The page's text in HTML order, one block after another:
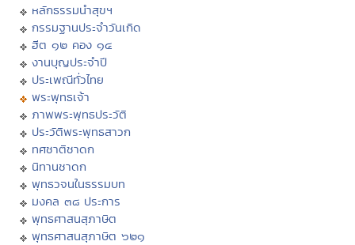
หลักธรรมนำสุขฯ
กรรมฐานประจำวันเกิด
ฮีต ๑๒ คอง ๑๔
งานบุญประจำปี
ประเพณีทั่วไทย
พระพุทธเจ้า
ภาพพระพุทธประวัติ
ประวัติพระพุทธสาวก
ทศชาติชาดก
นิทานชาดก
พุทธวจนในธรรมบท
มงคล ๓๘ ประการ
พุทธศาสนสุภาษิต
พุทธศาสนสุภาษิต ๖๒๑